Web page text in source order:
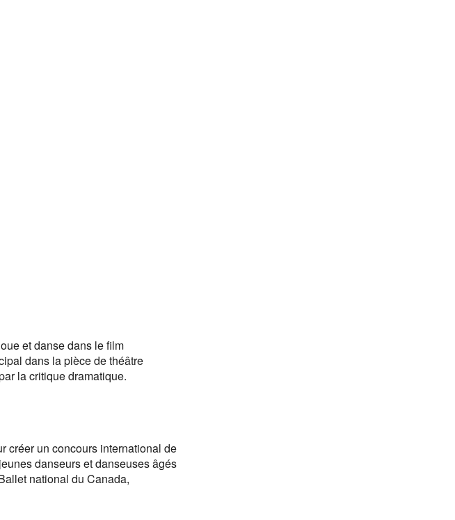
et danse dans le film
dans la pièce de théâtre
la critique dramatique.
créer un concours international de
danseurs et danseuses âgés
national du Canada,